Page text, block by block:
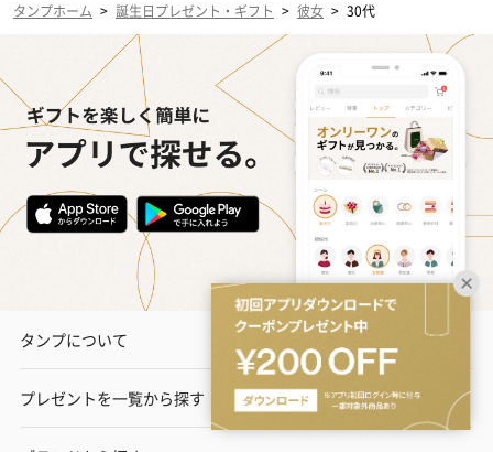
タンプホーム > 誕生日プレゼント・ギフト > 彼女 > 30代
タンプについて
プレゼントを一覧から探す